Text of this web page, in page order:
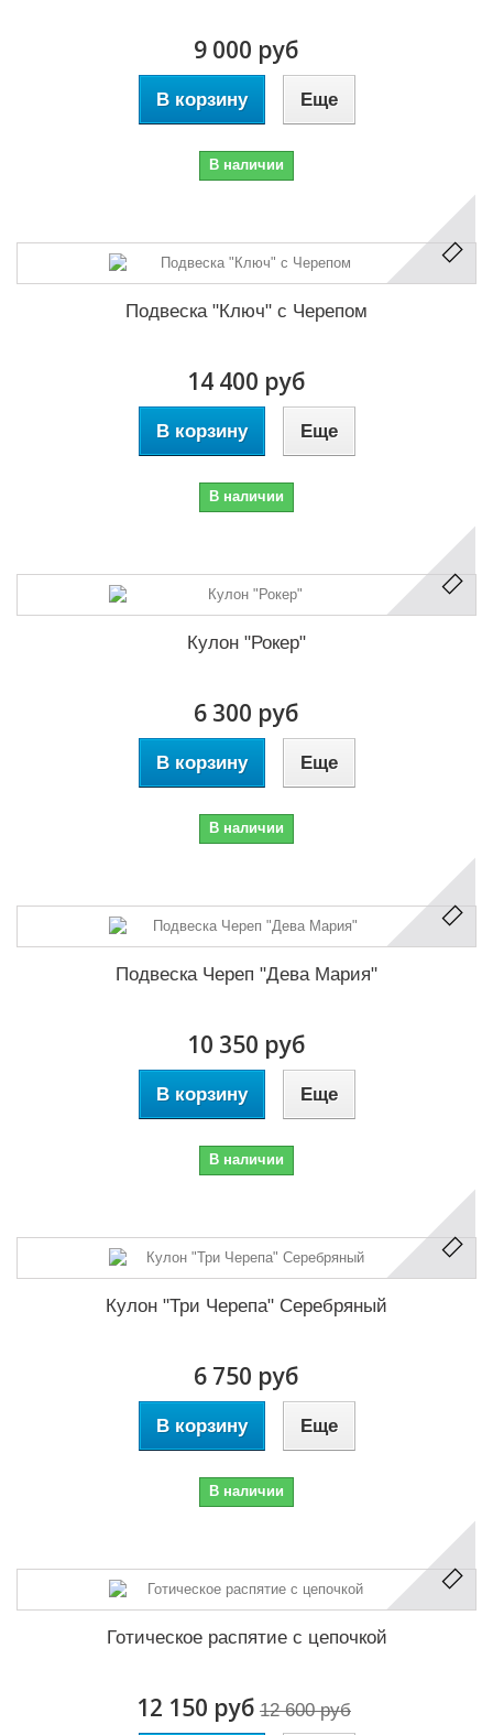
9 000 руб
В корзину Еще
В наличии
Подвеска "Ключ" с Черепом
14 400 руб
В корзину Еще
В наличии
Кулон "Рокер"
6 300 руб
В корзину Еще
В наличии
Подвеска Череп "Дева Мария"
10 350 руб
В корзину Еще
В наличии
Кулон "Три Черепа" Серебряный
6 750 руб
В корзину Еще
В наличии
Готическое распятие с цепочкой
12 150 руб 12 600 руб